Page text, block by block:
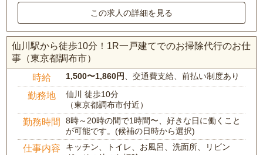
この求人の詳細を見る
仙川駅から徒歩10分！1R一戸建てでのお掃除代行のお仕
事（東京都調布市）
時給 1,500〜1,860円 、交通費支給、前払い制度あり
勤務地
仙川 徒歩10分
（東京都調布市付近）
勤務時間
8時～20時の間で1時間〜、好きな日に働くこと
が可能です。(候補の日時から選択)
仕事内容
キッチン、トイレ、お風呂、洗面所、リビン